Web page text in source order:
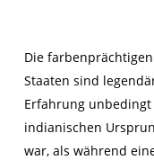
Die
Staaten sind
Erfahrung unbedingt
indianischen
war, als während